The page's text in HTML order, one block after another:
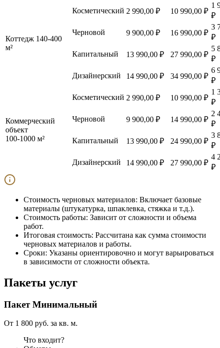
Коттедж 140-400
м²
Косметический 2 990,00 ₽ 10 990,00 ₽
1
₽
Черновой
9 900,00 ₽ 16 990,00 ₽
3
₽
Капитальный
13 990,00 ₽ 27 990,00 ₽
5
₽
Дизайнерский
14 990,00 ₽ 34 990,00 ₽
6
₽
Коммерческий
объект
100-1000 м²
Косметический 2 990,00 ₽ 10 990,00 ₽
1
₽
Черновой
9 900,00 ₽ 14 990,00 ₽
2
₽
Капитальный
13 990,00 ₽ 24 990,00 ₽
3
₽
Дизайнерский
14 990,00 ₽ 27 990,00 ₽
4
₽
Стоимость черновых материалов: Включает базовые
материалы (штукатурка, шпаклевка, стяжка и т.д.).
Стоимость работы: Зависит от сложности и объема
работ.
Итоговая стоимость: Рассчитана как сумма стоимости
черновых материалов и работы.
Сроки: Указаны ориентировочно и могут варьироваться
в зависимости от сложности объекта.
Пакеты услуг
ПакетМинимальный
От 1 800 руб. за кв. м.
Что входит?